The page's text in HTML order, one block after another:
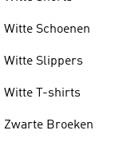
Witte Schoenen
Witte Slippers
Witte T-shirts
Zwarte Broeken